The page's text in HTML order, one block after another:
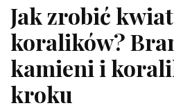
Jak zrobić
koralików?
kamieni i
kroku